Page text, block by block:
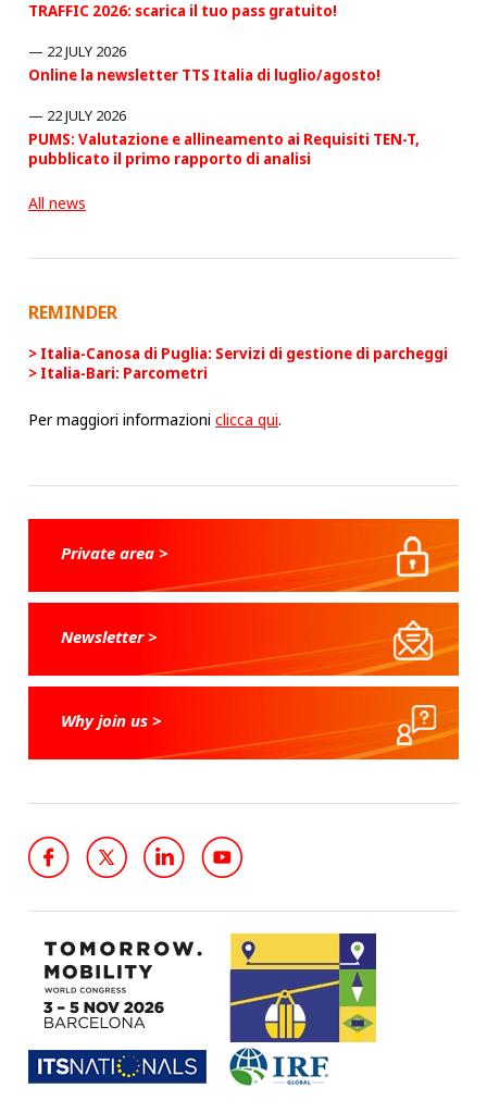
TRAFFIC 2026: scarica il tuo pass gratuito!
22 JULY 2026
Online la newsletter TTS Italia di luglio/agosto!
22 JULY 2026
PUMS: Valutazione e allineamento ai Requisiti TEN-T,
pubblicato il primo rapporto di analisi
All news
REMINDER
Italia-Canosa di Puglia: Servizi di gestione di parcheggi
Italia-Bari: Parcometri
Per maggiori informazioniclicca qui.
Private area >
Newsletter >
Why join us >